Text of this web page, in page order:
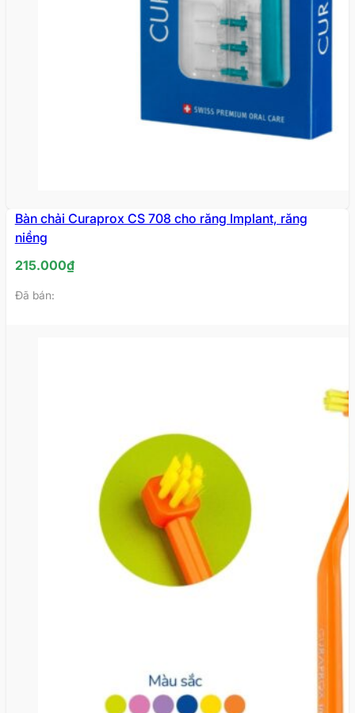
Bàn chải Curaprox CS 708 cho răng Implant, răng
niềng
215.000₫
Đã bán: